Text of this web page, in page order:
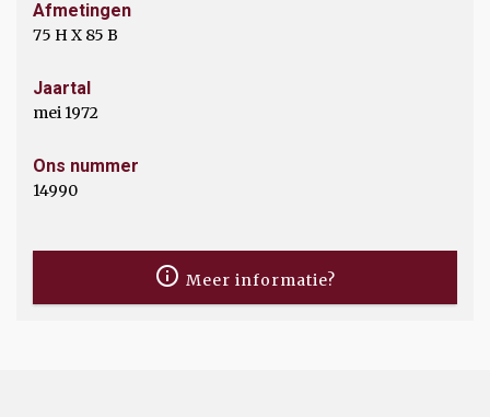
Afmetingen
75 H X 85 B
Jaartal
mei 1972
Ons nummer
14990
Meer informatie?